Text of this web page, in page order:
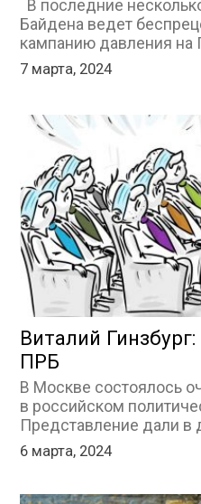
В последние
Байдена ведет
кампанию давления на
7 марта, 2024
В Москве состоялось
в российском
Представление дали в
6 марта, 2024
Виталий
ПРБ